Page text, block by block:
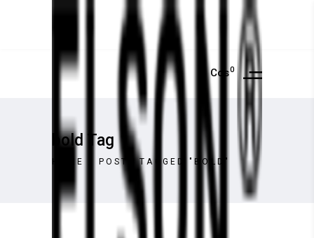
Cos0
bold Tag
HOME POSTS TAGGED "BOLD"